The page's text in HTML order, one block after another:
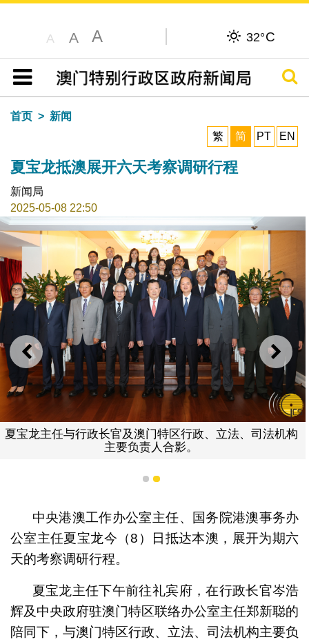
A A A 32°C
目录
搜寻
首页
新闻
繁
简 PT EN
夏宝龙抵澳展开六天考察调研行程
新闻局
2025-05-08 22:50
上一则 下一
夏宝龙主任与行政长官及澳门特区行政、立法、司法机构
主要负责人合影。
1 2
中央港澳工作办公室主任、国务院港澳事务办
公室主任夏宝龙今（8）日抵达本澳，展开为期六
天的考察调研行程。
夏宝龙主任下午前往礼宾府，在行政长官岑浩
辉及中央政府驻澳门特区联络办公室主任郑新聪的
陪同下，与澳门特区行政、立法、司法机构主要负